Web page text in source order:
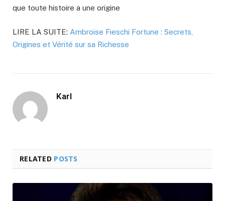
que toute histoire a une origine
LIRE LA SUITE: Ambroise Fieschi Fortune : Secrets,
Origines et Vérité sur sa Richesse
Karl
RELATED POSTS